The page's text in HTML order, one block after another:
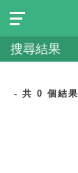
搜尋結果
- 共 0 個結果